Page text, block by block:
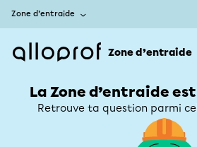
Zone d’entraide
Zone d’entraide
La Zone d’entraide
Retrouve ta question parmi